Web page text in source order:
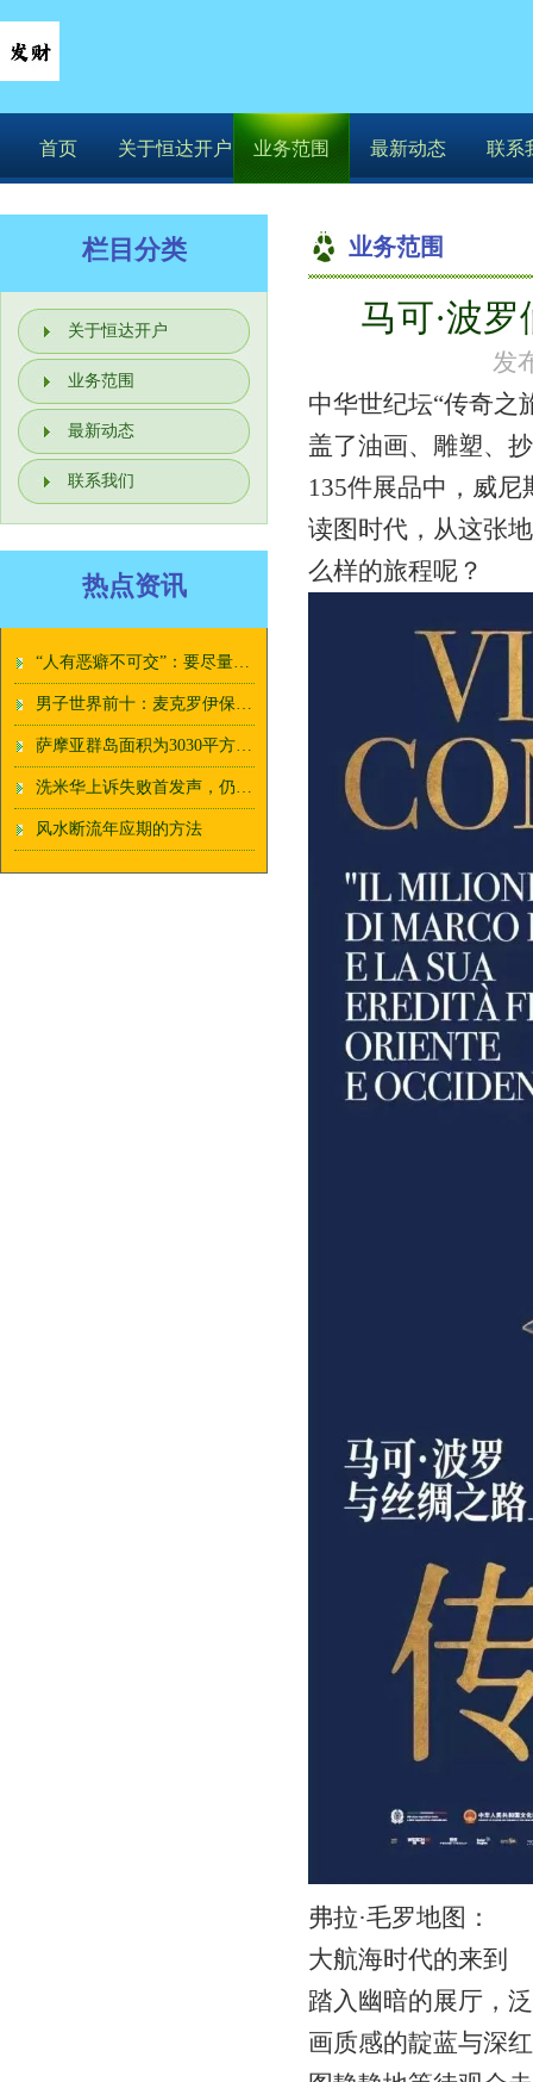
首页 关于恒达开户 业务范围 最新动态 联系
栏目分类
关于恒达开户
业务范围
最新动态
联系我们
热点资讯
“人有恶癖不可交”：要尽量远离，有这6种癖好的人
男子世界前十：麦克罗伊保持第三 森川升到第八位
萨摩亚群岛面积为3030平方千米
洗米华上诉失败首发声，仍不知自己错在哪里，未提到妻女及情人
风水断流年应期的方法
业务范围
马可·波
发
中华世纪坛“传奇之
盖了油画、雕塑、
135件展品中，威
读图时代，从这张
么样的旅程呢？
弗拉·毛罗地图：
大航海时代的来到
踏入幽暗的展厅，
画质感的靛蓝与深